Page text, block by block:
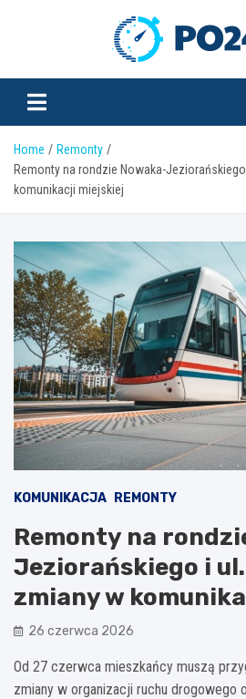
Home
Remonty
Remonty na rondzie Nowaka-
komunikacji miejskiej
KOMUNIKACJA REMONTY
Remonty na
Jeziorańskiego i
zmiany w
26 czerwca 2026
Od 27 czerwca mieszkańcy muszą
zmiany w organizacji ruchu drogowego